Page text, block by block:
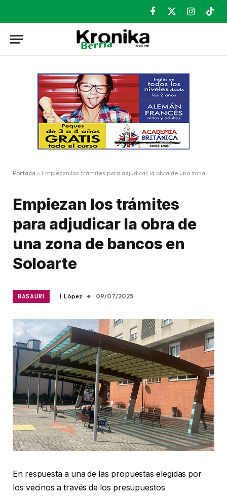
Facebook
X
Instagram
Portada » Empiezan los trámites para adjudicar la obra de una zona de bancos en Soloarte
Empiezan los trámites
para adjudicar la obra de
una zona de bancos en
Soloarte
BASAURI I. López 09/07/2025
En respuesta a una de las propuestas elegidas por
los vecinos a través de los presupuestos